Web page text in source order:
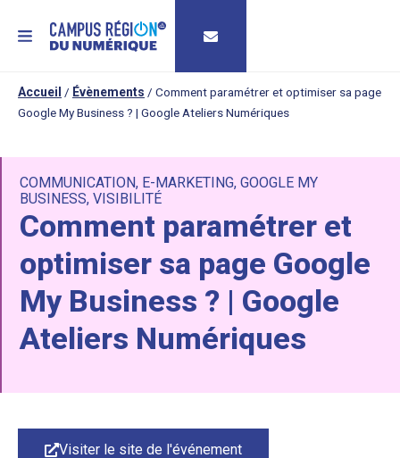
MENU
Accueil / Évènements / Comment paramétrer et optimiser sa page
Google My Business ? | Google Ateliers Numériques
COMMUNICATION, E-MARKETING, GOOGLE MY
BUSINESS, VISIBILITÉ
Comment paramétrer et
optimiser sa page Google
My Business ? | Google
Ateliers Numériques
Visiter le site de l'événement